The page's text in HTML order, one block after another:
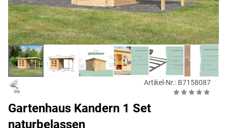
Artikel-Nr.: B7158087
Gartenhaus Kandern 1 Set
naturbelassen